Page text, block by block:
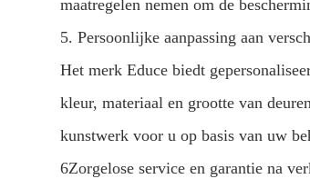
maatregelen nemen om de
5. Persoonlijke aanpassing aan
Het merk Educe biedt
kleur, materiaal en grootte van
kunstwerk voor u op basis van uw
6Zorgelose service en garantie na